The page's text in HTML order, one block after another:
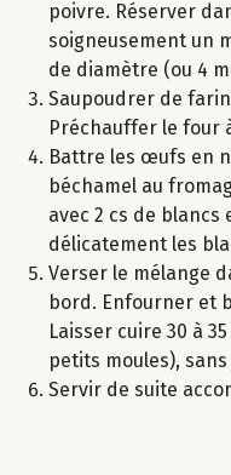
poivre. Réserver
soigneusement un
de diamètre (ou 4
Saupoudrer de
Préchauffer le four
Battre les œufs en
béchamel au
avec 2 cs de
délicatement les
Verser le mélange
bord. Enfourner et
Laisser cuire 30 à
petits moules),
Servir de suite